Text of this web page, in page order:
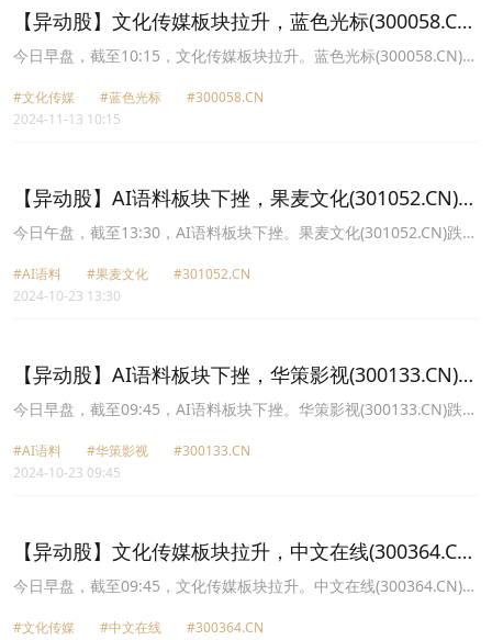
【异动股】文化传媒板块拉升，蓝色光标(300058.CN)
涨10.69%
今日早盘，截至10:15，文化传媒板块拉升。蓝色光标(300058.CN)涨
视讯(002238.CN)涨10.03%报10.2元，天龙集团(300063.CN)涨
7.02%报10.82元，中国科传(601858.CN)涨6.16%报27.05元，中信
#文化传媒 #蓝色光标
#300058.CN
2024-11-13 10:15
【异动股】AI语料板块下挫，果麦文化(301052.CN)跌
8.4%
今日午盘，截至13:30，AI语料板块下挫。果麦文化(301052.CN)跌
媒(600825.CN)跌6.75%报5.8元，中信出版(300788.CN)跌4.62%报
31.78元，芒果超媒(300413.CN)跌3.79%报25.39元，中文在线
#AI语料 #果麦文化
#301052.CN
2024-10-23 13:30
【异动股】AI语料板块下挫，华策影视(300133.CN)跌
7.59%
今日早盘，截至09:45，AI语料板块下挫。华策影视(300133.CN)跌
媒(600825.CN)跌6.91%报5.79元，中文在线(300364.CN)跌5.35%报
31.86元，芒果超媒(300413.CN)跌5.31%报24.99元，中信出版
#AI语料 #华策影视
#300133.CN
2024-10-23 09:45
【异动股】文化传媒板块拉升，中文在线(300364.CN)
涨20.0%
今日早盘，截至09:45，文化传媒板块拉升。中文在线(300364.CN)涨
集团(300781.CN)涨14.74%报70.98元，天龙集团(300063.CN)涨
#文化传媒 #中文在线
#300364.CN